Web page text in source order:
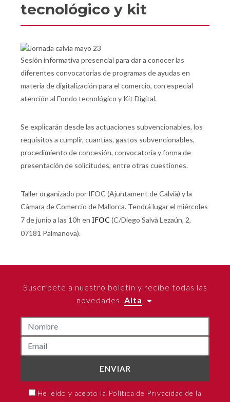
tecnológico y kit
Sesión informativa presencial para dar a conocer las
diferentes convocatorias de programas de ayudas en
materia de digitalización para el comercio, con especial
atención al Fondo tecnológico y Kit Digital.
Se explicarán desde las actuaciones subvencionables, los
requisitos a cumplir, cuantías, gastos subvencionables,
procedimiento de concesión, convocatoria y forma de
presentación de solicitudes, entre otras cuestiones.
Taller organizado por IFOC (Ajuntament de Calvià) y la
Cámara de Comercio de Mallorca. Tendrá lugar el miércoles
7 de junio a las 10h en IFOC (C/Diego Salvà Lezaún, 2,
07181 Palmanova).
Suscríbete a nuestro boletín y recibe todas las
novedades. Alta
ENVIAR
He leído y acepto la Política de Privacidad de la